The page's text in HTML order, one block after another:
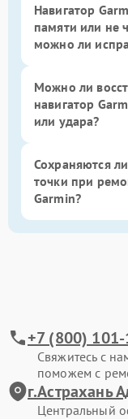
Навигатор
памяти или не
можно ли
Можно ли
навигатор
или удара?
Сохраняются
точки при
Garmin?
+7 (800)
Свяжитесь с
поможем с
г.Астрахань
Центральный